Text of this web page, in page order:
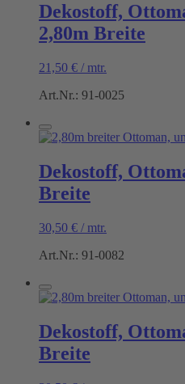
Dekostoff,
2,80m Breite
21,50 € / mtr.
Art.Nr.: 91-0025
Dekostoff,
Breite
30,50 € / mtr.
Art.Nr.: 91-0082
Dekostoff,
Breite